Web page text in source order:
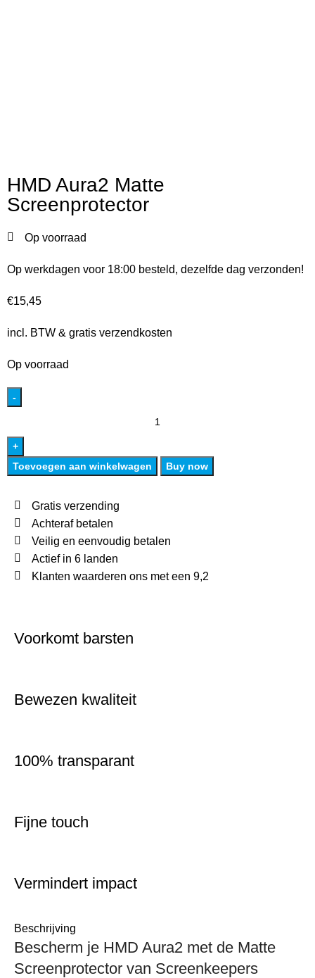
HMD Aura2 Matte
Screenprotector
Op voorraad
Op werkdagen voor 18:00 besteld, dezelfde dag verzonden!
€15,45
incl. BTW & gratis verzendkosten
Op voorraad
Toevoegen aan winkelwagen Buy now
Gratis verzending
Achteraf betalen
Veilig en eenvoudig betalen
Actief in 6 landen
Klanten waarderen ons met een 9,2
Voorkomt barsten
Bewezen kwaliteit
100% transparant
Fijne touch
Vermindert impact
Beschrijving
Bescherm je HMD Aura2 met de Matte
Screenprotector van Screenkeepers